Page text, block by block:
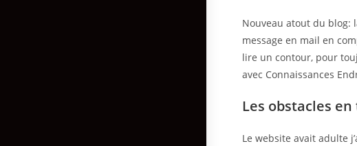
Nouveau atout du blog:
message en mail en
lire un contour, pour
avec Connaissances
Les obstacles
Le website avait adulte